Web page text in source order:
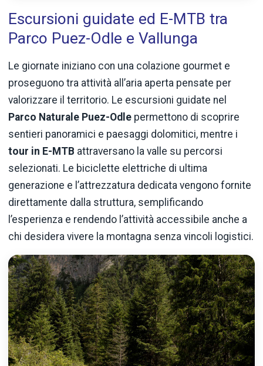
Escursioni guidate ed E-MTB tra
Parco Puez-Odle e Vallunga
Le giornate iniziano con una colazione gourmet e
proseguono tra attività all’aria aperta pensate per
valorizzare il territorio. Le escursioni guidate nel
Parco Naturale Puez-Odle permettono di scoprire
sentieri panoramici e paesaggi dolomitici, mentre i
tour in E-MTB attraversano la valle su percorsi
selezionati. Le biciclette elettriche di ultima
generazione e l’attrezzatura dedicata vengono fornite
direttamente dalla struttura, semplificando
l’esperienza e rendendo l’attività accessibile anche a
chi desidera vivere la montagna senza vincoli logistici.